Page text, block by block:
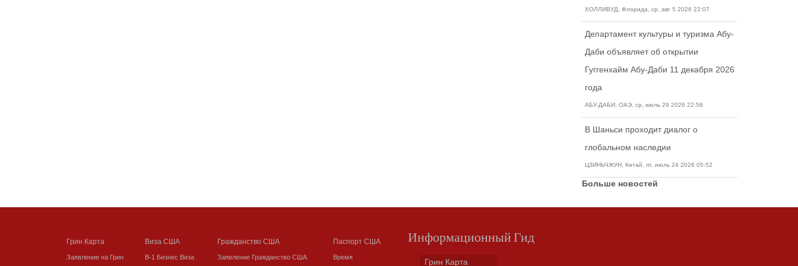
ХОЛЛИВУД, Флорида, ср, авг 5 2026 22:07
Департамент культуры и туризма Абу-
Даби объявляет об открытии
Гуггенхайм Абу-Даби 11 декабря 2026
года
АБУ-ДАБИ, ОАЭ, ср, июль 29 2026 22:58
В Шаньси проходит диалог о
глобальном наследии
ЦЗИНЬЧЖУН, Китай, пт, июль 24 2026 05:52
Больше новостей
Грин Карта
Заявление на Грин
Виза США
В-1 Бизнес Виза
Гражданство США
Заявление Гражданство США
Паспорт США
Время
Информационный Гид
Грин Карта